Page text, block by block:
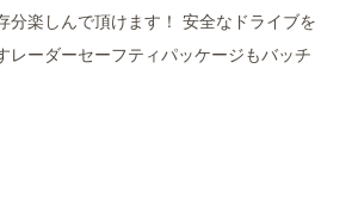
分楽しんで頂けます！ 安全なドライブを
レーダーセーフティパッケージもバッチ